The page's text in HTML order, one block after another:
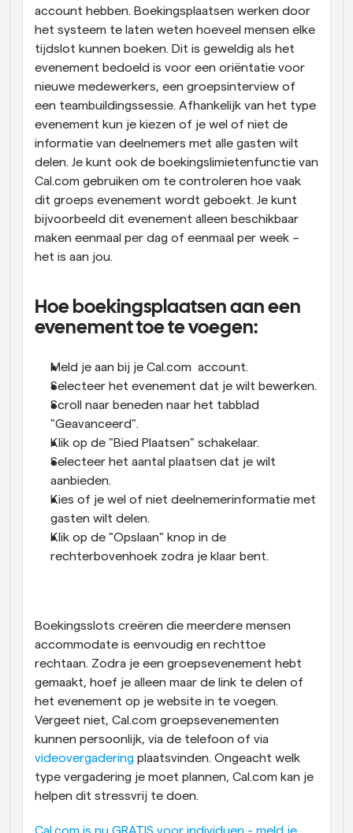
account hebben. Boekingsplaatsen werken door
het systeem te laten weten hoeveel mensen elke
tijdslot kunnen boeken. Dit is geweldig als het
evenement bedoeld is voor een oriëntatie voor
nieuwe medewerkers, een groepsinterview of
een teambuildingssessie. Afhankelijk van het type
evenement kun je kiezen of je wel of niet de
informatie van deelnemers met alle gasten wilt
delen. Je kunt ook de boekingslimietenfunctie van
Cal.com gebruiken om te controleren hoe vaak
dit groeps evenement wordt geboekt. Je kunt
bijvoorbeeld dit evenement alleen beschikbaar
maken eenmaal per dag of eenmaal per week –
het is aan jou.
Hoe boekingsplaatsen aan een
evenement toe te voegen:
Meld je aan bij je Cal.com  account.
Selecteer het evenement dat je wilt bewerken.
Scroll naar beneden naar het tabblad
"Geavanceerd".
Klik op de "Bied Plaatsen" schakelaar.
Selecteer het aantal plaatsen dat je wilt
aanbieden.
Kies of je wel of niet deelnemerinformatie met
gasten wilt delen.
Klik op de "Opslaan" knop in de
rechterbovenhoek zodra je klaar bent.
Boekingsslots creëren die meerdere mensen
accommodate is eenvoudig en rechttoe
rechtaan. Zodra je een groepsevenement hebt
gemaakt, hoef je alleen maar de link te delen of
het evenement op je website in te voegen.
Vergeet niet, Cal.com groepsevenementen
videovergadering plaatsvinden. Ongeacht welk
type vergadering je moet plannen, Cal.com kan je
helpen dit stressvrij te doen.